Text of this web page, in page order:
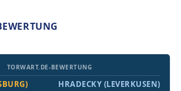
TORWART.DE-BEWERTUNG
HRADECKY (LEVERKUSEN)